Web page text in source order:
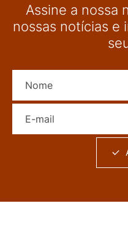
Assine a nossa
nossas notícias e